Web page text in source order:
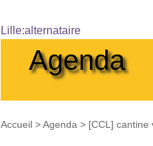
Lille:alternataire
Agenda
Accueil >Agenda > [CCL] cantine